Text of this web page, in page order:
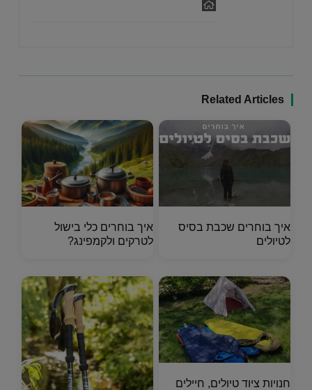
Related Articles
איך בוחרים שכבת בסיס
לטיולים
איך בוחרים כלי בישול
לטרקים ולקמפינג?
חנויות ציוד טיולים, חיילים